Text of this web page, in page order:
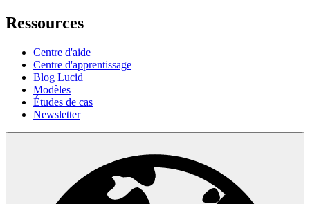
Ressources
Centre d'aide
Centre d'apprentissage
Blog Lucid
Modèles
Études de cas
Newsletter